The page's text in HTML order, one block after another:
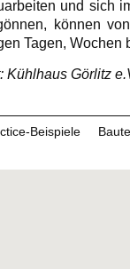
und sich
können
Tagen, Wochen
Kühlhaus Görlitz
Beispiele